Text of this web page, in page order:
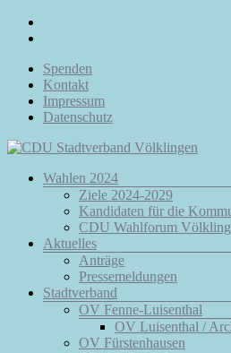
Zum
Inhalt
Spenden
Kontakt
Impressum
Datenschutz
CDU
Stadtverband
Völklingen
Euch.
Menü
Wahlen 2024
Ziele 2024-2029
Kandidaten für die
CDU Wahlforum
Aktuelles
Anträge
Pressemeldungen
Stadtverband
OV Fenne-Luisenthal
OV Luisenthal /
OV Fürstenhausen